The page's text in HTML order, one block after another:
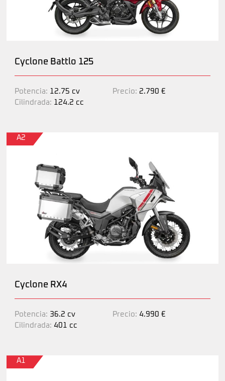
Cyclone Battlo 125
Potencia: 12.75 cv
Cilindrada: 124.2 cc
Precio: 2.790 €
A2
Cyclone RX4
Potencia: 36.2 cv
Cilindrada: 401 cc
Precio: 4.990 €
A1